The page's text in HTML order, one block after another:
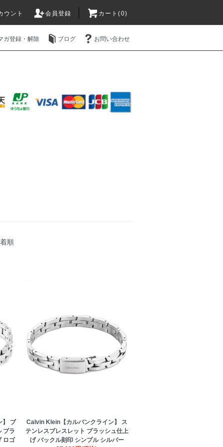
ウント 会員登録 カート(0)
ガ登録・解除 ブログ お問い合わせ
順
】 ブ
ブラ
ロゴ
Calvin Klein【カルバンクライン】 ス
テンレスブレスレット ブラッシュ仕上
げ バックル刻印 シンプル シルバー